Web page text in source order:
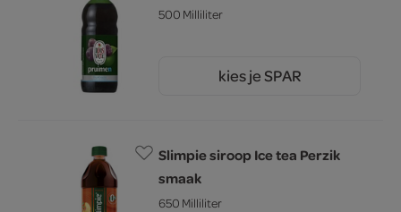
500 Milliliter
kies je SPAR
Slimpie siroop Ice tea Perzik
smaak
650 Milliliter